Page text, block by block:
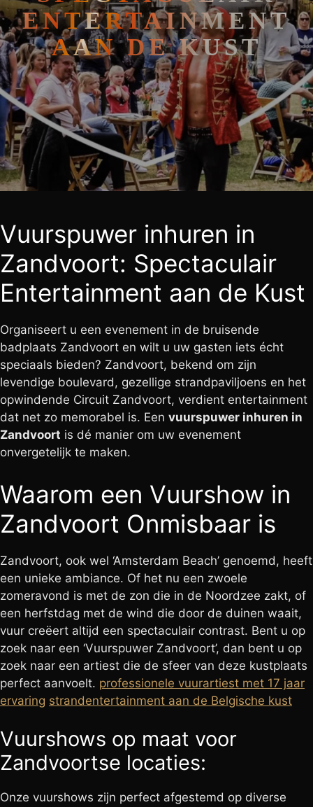
ENTERTAINMENT
AAN DE KUST
Vuurspuwer inhuren in
Zandvoort: Spectaculair
Entertainment aan de Kust
Organiseert u een evenement in de bruisende
badplaats Zandvoort en wilt u uw gasten iets écht
speciaals bieden? Zandvoort, bekend om zijn
levendige boulevard, gezellige strandpaviljoens en het
opwindende Circuit Zandvoort, verdient entertainment
dat net zo memorabel is. Een vuurspuwer inhuren in
Zandvoort is dé manier om uw evenement
onvergetelijk te maken.
Waarom een Vuurshow in
Zandvoort Onmisbaar is
Zandvoort, ook wel ‘Amsterdam Beach’ genoemd, heeft
een unieke ambiance. Of het nu een zwoele
zomeravond is met de zon die in de Noordzee zakt, of
een herfstdag met de wind die door de duinen waait,
vuur creëert altijd een spectaculair contrast. Bent u op
zoek naar een ‘Vuurspuwer Zandvoort’, dan bent u op
zoek naar een artiest die de sfeer van deze kustplaats
perfect aanvoelt. professionele vuurartiest met 17 jaar
ervaring strandentertainment aan de Belgische kust
Vuurshows op maat voor
Zandvoortse locaties:
Onze vuurshows zijn perfect afgestemd op diverse